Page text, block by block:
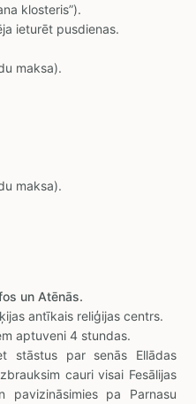
klosteris”).
ieturēt pusdienas.
maksa).
maksa).
un Atēnās.
antīkais reliģijas centrs.
aptuveni 4 stundas.
stāstus par senās Ellādas
cauri visai Fesālijas
pavizināsimies pa Parnasu